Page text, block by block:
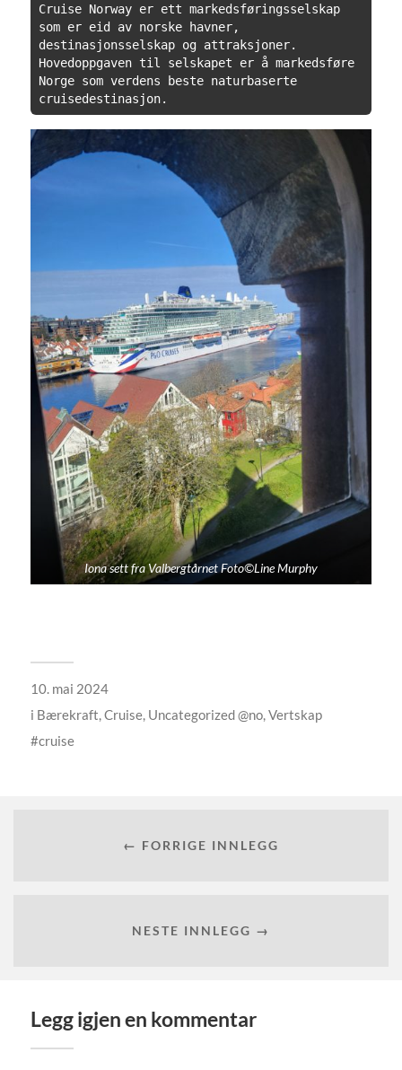
Cruise Norway er ett markedsføringsselskap
som er eid av norske havner,
destinasjonsselskap og attraksjoner.
Hovedoppgaven til selskapet er å markedsføre
Norge som verdens beste naturbaserte
cruisedestinasjon.
Iona sett fra Valbergtårnet Foto©Line Murphy
10. mai 2024
i Bærekraft,Cruise, Uncategorized @no,Vertskap
cruise
← FORRIGE INNLEGG
NESTE INNLEGG →
Legg igjen en kommentar